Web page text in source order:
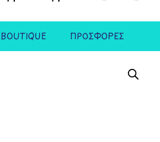
ΠΡΟΣΦΟΡΕΣ